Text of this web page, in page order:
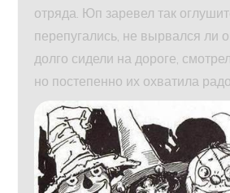
отряда. Юп заревел так
перепугались, не вырвался ли
долго сидели на дороге,
но постепенно их охватила